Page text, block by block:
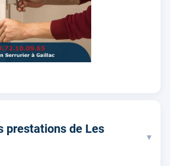
prestations de Les
▾